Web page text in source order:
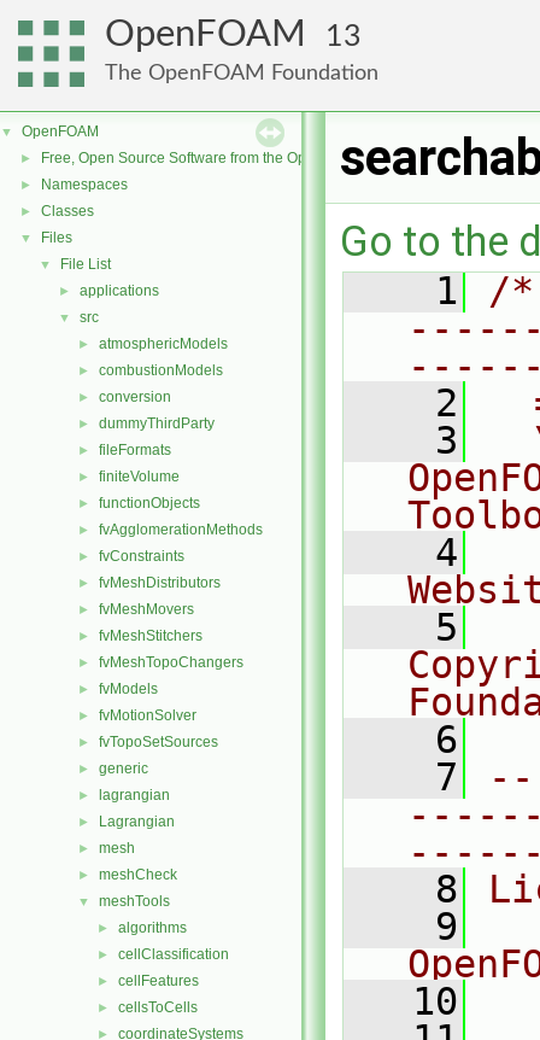
OpenFOAM 13
The OpenFOAM Foundation
▼ OpenFOAM
► Free, Open Source Software from the OpenFOAM Foundation
► Namespaces
► Classes
▼ Files
▼ File List
► applications
▼ src
► atmosphericModels
► combustionModels
► conversion
► dummyThirdParty
► fileFormats
► finiteVolume
► functionObjects
► fvAgglomerationMethods
► fvConstraints
► fvMeshDistributors
► fvMeshMovers
► fvMeshStitchers
► fvMeshTopoChangers
► fvModels
► fvMotionSolver
► fvTopoSetSources
► generic
► lagrangian
► Lagrangian
► mesh
► meshCheck
▼ meshTools
► algorithms
► cellClassification
► cellFeatures
► cellsToCells
► coordinateSystems
Go to the
    1
/
    2
    3
    4
    5
    6
    7
    8
    9
   10